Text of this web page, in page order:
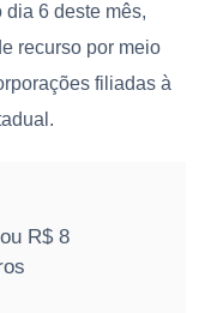
dia 6 deste mês,
recurso por meio
filiadas à
R$ 8